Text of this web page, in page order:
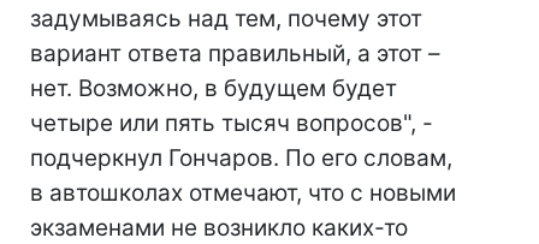
задумываясь над тем, почему этот
вариант ответа правильный, а этот –
нет. Возможно, в будущем будет
четыре или пять тысяч вопросов", -
подчеркнул Гончаров. По его словам,
в автошколах отмечают, что с новыми
экзаменами не возникло каких-то